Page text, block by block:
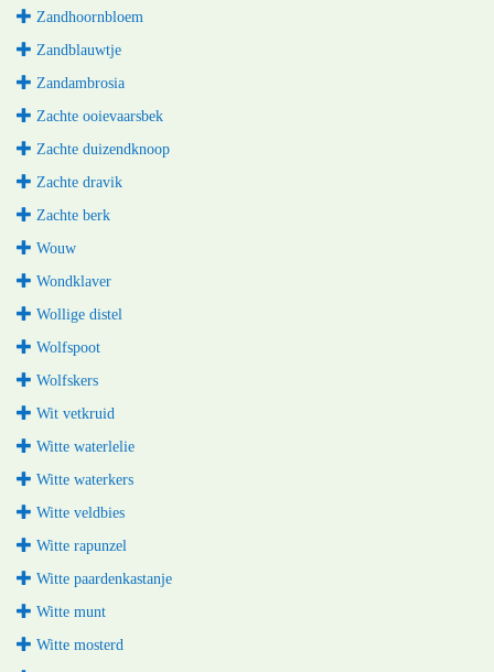
Zandhoornbloem
Zandblauwtje
Zandambrosia
Zachte ooievaarsbek
Zachte duizendknoop
Zachte dravik
Zachte berk
Wouw
Wondklaver
Wollige distel
Wolfspoot
Wolfskers
Wit vetkruid
Witte waterlelie
Witte waterkers
Witte veldbies
Witte rapunzel
Witte paardenkastanje
Witte munt
Witte mosterd